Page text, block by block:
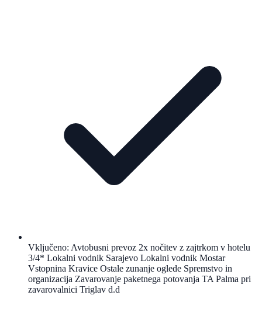
Vključeno: Avtobusni prevoz 2x nočitev z zajtrkom v hotelu
3/4* Lokalni vodnik Sarajevo Lokalni vodnik Mostar
Vstopnina Kravice Ostale zunanje oglede Spremstvo in
organizacija Zavarovanje paketnega potovanja TA Palma pri
zavarovalnici Triglav d.d